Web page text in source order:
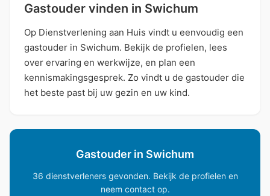
Gastouder vinden in Swichum
Op Dienstverlening aan Huis vindt u eenvoudig een
gastouder in Swichum. Bekijk de profielen, lees
over ervaring en werkwijze, en plan een
kennismakingsgesprek. Zo vindt u de gastouder die
het beste past bij uw gezin en uw kind.
Gastouder in Swichum
36 dienstverleners gevonden. Bekijk de profielen en
neem contact op.